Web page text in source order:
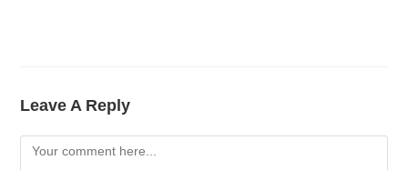
Leave A Reply
Comment